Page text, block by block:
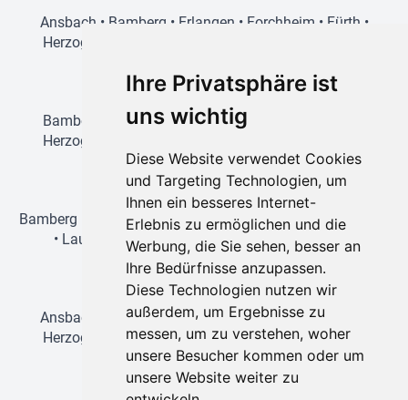
Ihre Privatsphäre ist
uns wichtig
Diese Website verwendet Cookies
und Targeting Technologien, um
Ihnen ein besseres Internet-
Erlebnis zu ermöglichen und die
Werbung, die Sie sehen, besser an
Ihre Bedürfnisse anzupassen.
Diese Technologien nutzen wir
außerdem, um Ergebnisse zu
messen, um zu verstehen, woher
unsere Besucher kommen oder um
unsere Website weiter zu
Ansbach • Bamberg • Erlangen • Forchheim • Fürth •
Herzogenaurach
Prag-Reisen
Bamberg Amberg•Erlangen•Forchheim
Herzogenaurach
Schwabach
Wien-Reisen
Bamberg Erlangen•Forchheim•Fürth•Herzogenaurach
• Lauf an der Pegnitz Nürnberg • Regensburg
Schwabach
Disneyland-Reisen
Ansbach Bamberg•Erlangen•Forchheim•
Herzogenaurach•Lauf an der Pegnitz•Nürnberg
Schwabach